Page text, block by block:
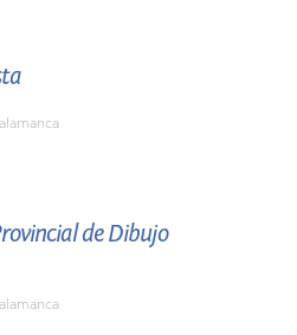
de Dibujo